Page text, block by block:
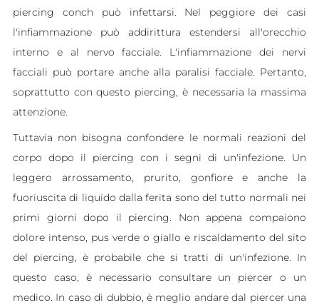
piercing conch può infettarsi. Nel peggiore dei casi
l'infiammazione può addirittura estendersi all'orecchio
interno e al nervo facciale. L'infiammazione dei nervi
facciali può portare anche alla paralisi facciale. Pertanto,
soprattutto con questo piercing, è necessaria la massima
attenzione.
Tuttavia non bisogna confondere le normali reazioni del
corpo dopo il piercing con i segni di un'infezione. Un
leggero arrossamento, prurito, gonfiore e anche la
fuoriuscita di liquido dalla ferita sono del tutto normali nei
primi giorni dopo il piercing. Non appena compaiono
dolore intenso, pus verde o giallo e riscaldamento del sito
del piercing, è probabile che si tratti di un'infezione. In
questo caso, è necessario consultare un piercer o un
medico. In caso di dubbio, è meglio andare dal piercer una